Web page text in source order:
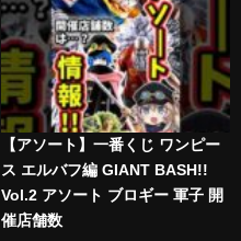
【アソート】一番くじ ワンピー
ス エルバフ編 GIANT BASH!!
Vol.2 アソート ブロギー 軍子 開
催店舗数